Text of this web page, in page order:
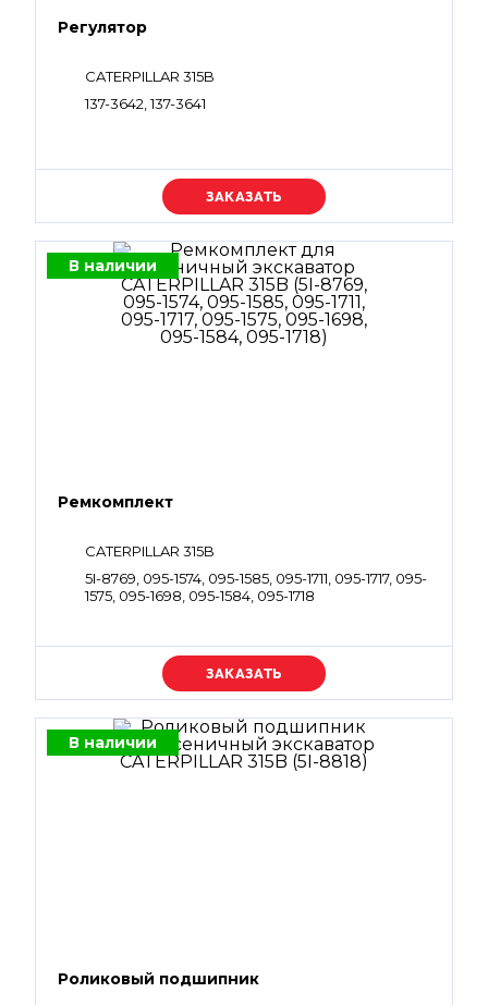
Регулятор
CATERPILLAR 315B
137-3642, 137-3641
Уточняйте цену
В наличии
Ремкомплект
CATERPILLAR 315B
5I-8769, 095-1574, 095-1585, 095-1711, 095-1717, 095-
1575, 095-1698, 095-1584, 095-1718
Уточняйте цену
В наличии
Роликовый подшипник